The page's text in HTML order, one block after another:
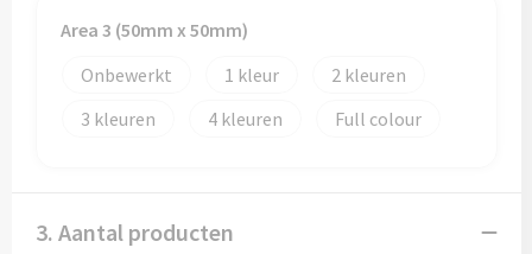
Area 3 (50mm x 50mm)
Onbewerkt
1
2
3
4 Full colour
3. Aantal producten